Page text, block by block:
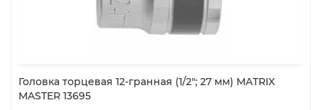
Головка торцевая 12-гранная (1/2"; 27 мм) MATRIX
MASTER 13695